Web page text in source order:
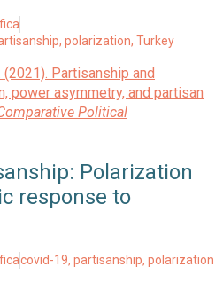
, polarization, Turkey
(2021). Partisanship and
power asymmetry, and partisan
Political
Polarization
response to
covid-19, partisanship, polarization